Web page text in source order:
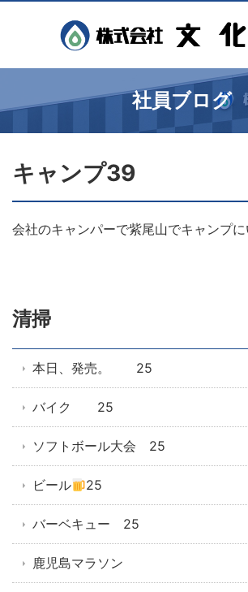
社員ブログ
キャンプ39
会社のキャンパーで紫尾山でキャンプに
清掃
本日、発売。 25
バイク 25
ソフトボール大会 25
ビール 25
バーベキュー 25
鹿児島マラソン